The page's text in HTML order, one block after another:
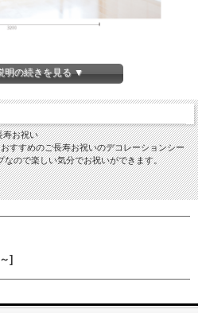
明の続きを見る ▼
寿お祝い
すすめのご長寿お祝いのデコレーションシー
ので楽しい気分でお祝いができます。
]